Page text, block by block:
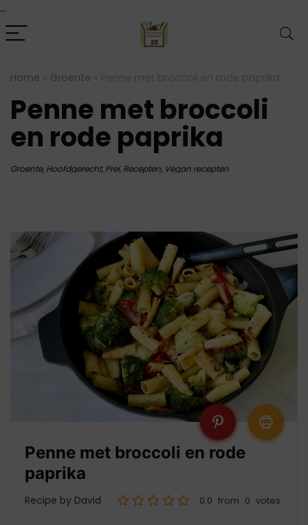
...
Home Groente
Penne met broccoli
en rode paprika
Groente, Hoofdgerecht, Prei, Recepten, Vegan recepten
Penne met broccoli en rode
paprika
Recipe by David 0.0 from 0 votes